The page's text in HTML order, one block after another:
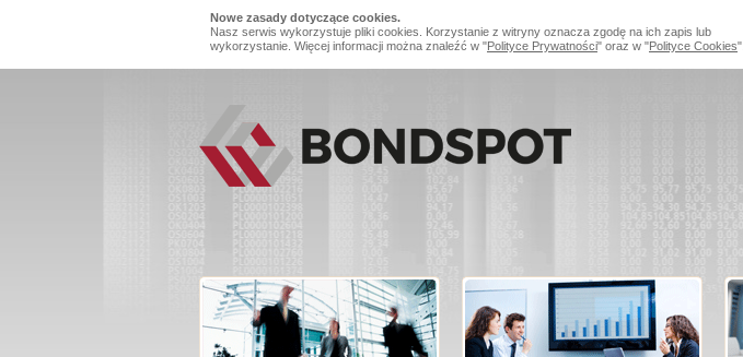
Nowe zasady dotyczące cookies.
Nasz serwis wykorzystuje pliki cookies. Korzystanie z witryny oznacza zgodę na ich zapis lub
wykorzystanie. Więcej informacji można znaleźć w "Polityce Prywatności" oraz w "Polityce Cookies".